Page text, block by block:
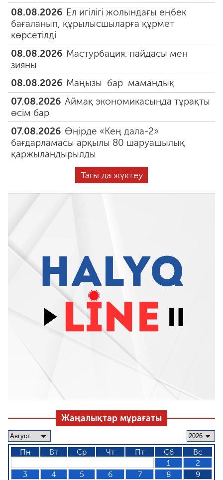
08.08.2026 Ел игілігі жолындағы еңбек
бағаланып, құрылысшыларға құрмет
көрсетілді
08.08.2026 Мастурбация: пайдасы мен
зияны
08.08.2026 Маңызы бар мамандық
07.08.2026 Аймақ экономикасында тұрақты
өсім бар
07.08.2026 Өңірде «Кең дала-2»
бағдарламасы арқылы 80 шаруашылық
қаржыландырылды
Тағы да жүктеу
Жаңалықтар мұрағаты
Пн Вт Ср Чт Пт Сб
Вс
1
2
3
4 5 6 7 8
9